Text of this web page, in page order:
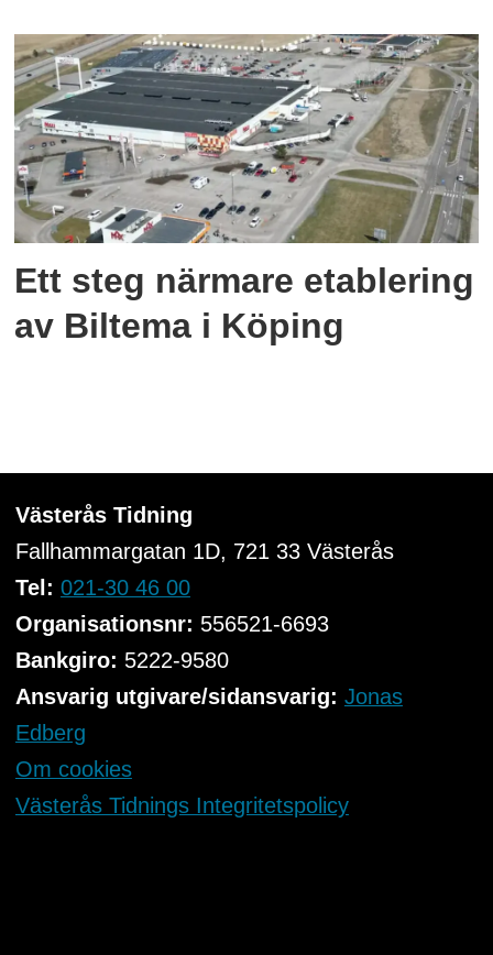
Ett steg närmare etablering
av Biltema i Köping
Västerås Tidning
Fallhammargatan 1D, 721 33Västerås
Tel: 021-30 46 00
Organisationsnr: 556521-6693
Bankgiro: 5222-9580
Ansvarig utgivare/sidansvarig: Jonas
Edberg
Om cookies
Västerås Tidnings Integritetspolicy